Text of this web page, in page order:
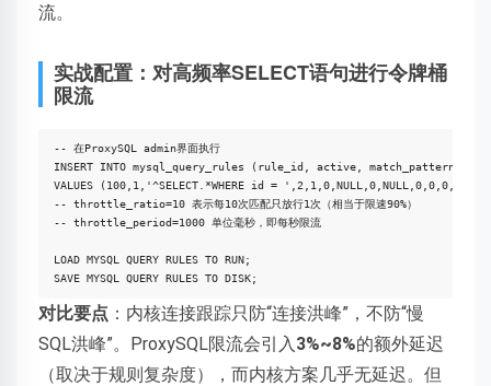
流。
实战配置：对高频率SELECT语句进行令牌桶
限流
-- 在ProxySQL admin界面执行
INSERT INTO mysql_query_rules (rule_id, active,
VALUES (100,1,'^SELECT.*WHERE id =
-- throttle_ratio=10 表示每10次匹配只放行1次（相当于限速90%）
-- throttle_period=1000 单位毫秒，即每秒限流
LOAD MYSQL QUERY RULES TO RUN;
对比要点 ：内核连接跟踪只防“连接洪峰”，不防“慢
SQL洪峰”。ProxySQL限流会引入3%~8%的额外延迟
（取决于规则复杂度），而内核方案几乎无延迟。但